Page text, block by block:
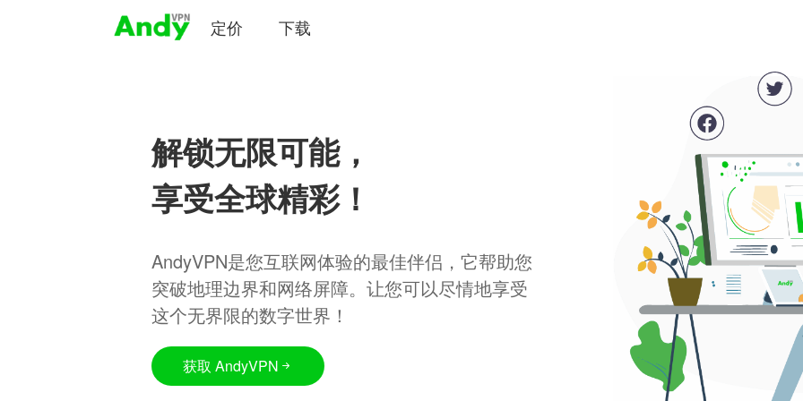
定价 下载
解锁无限可能，
享受全球精彩！
AndyVPN是您互联网体验的最佳伴侣，它帮助您
突破地理边界和网络屏障。让您可以尽情地享受
这个无界限的数字世界！
获取 AndyVPN